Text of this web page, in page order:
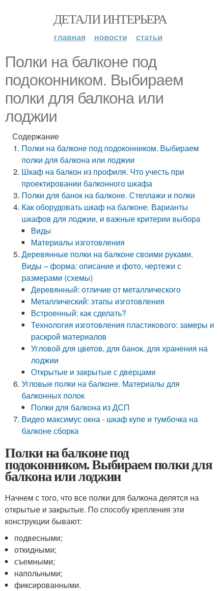
ДЕТАЛИ ИНТЕРЬЕРА
главная новости статьи
Полки на балконе под
подоконником. Выбираем
полки для балкона или
лоджии
Содержание
Полки на балконе под подоконником. Выбираем
полки для балкона или лоджии
Шкаф на балкон из профиля. Что учесть при
проектировании балконного шкафа
Полки для банок на балконе. Стеллажи и полки
Как оборудовать шкаф на балконе. Варианты
шкафов для лоджии, и важные критерии выбора
Виды
Материалы изготовления
Деревянные полки на балконе своими руками.
Виды – форма: описание и фото, чертежи с
размерами (схемы)
Деревянный: отличие от металлического
Металлический: этапы изготовления
Встроенный: как сделать?
Технология изготовления пластикового: замеры и
раскрой материалов
Угловой для цветов, для банок, для хранения на
лоджии
Открытые и закрытые с дверцами
Угловые полки на балконе. Материалы для
балконных полок
Полки для балкона из ДСП
Видео максимус окна - шкаф купе и тумбочка на
балконе сборка
Полки на балконе под
подоконником. Выбираем полки для
балкона или лоджии
Начнем с того, что все полки для балкона делятся на
открытые и закрытые. По способу крепления эти
конструкции бывают:
подвесными;
откидными;
съемными;
напольными;
фиксированными.